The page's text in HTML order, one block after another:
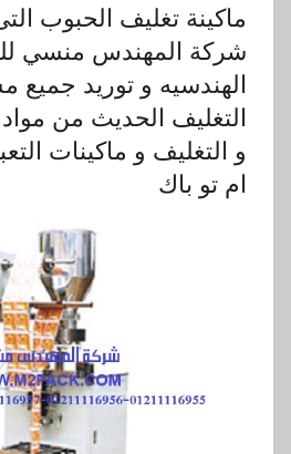
ماكينة تغليف الحبوب
شركة المهندس منسي
الهندسيه و توريد جميع
التغليف الحديث من
و التغليف و ماكينات
ام تو باك